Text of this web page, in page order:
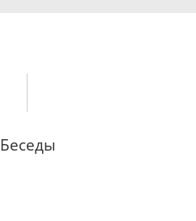
Беседы